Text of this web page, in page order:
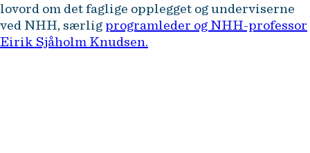
lovord om det faglige opplegget og underviserne
ved NHH, særlig programleder og NHH-professor
Eirik Sjåholm Knudsen.